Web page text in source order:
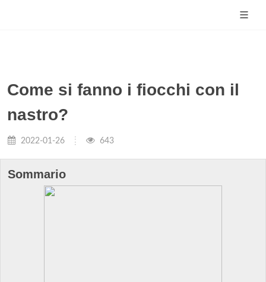
Come si fanno i fiocchi con il
nastro?
2022-01-26 643
Sommario